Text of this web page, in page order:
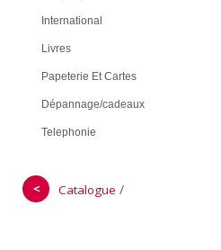
International
Livres
Papeterie Et Cartes
Dépannage/cadeaux
Telephonie
＜ Catalogue /